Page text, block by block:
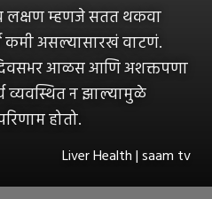
लक्षण म्हणजे सतत थकवा
कमी असल्यासारखं वाटणं.
आळस आणि अशक्तपणा
व्यवस्थित न झाल्यामुळे
होतो.
Liver Health | saam tv